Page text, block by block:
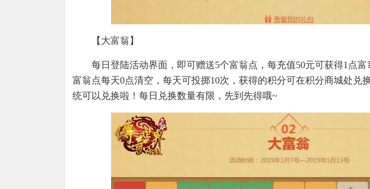
【大富翁】
每日登陆活动界面，即可赠送5个富翁点，每充值50元可获得1点富
富翁点每天0点清空，每天可投掷10次，获得的积分可在积分商城处兑
统可以兑换啦！每日兑换数量有限，先到先得哦~